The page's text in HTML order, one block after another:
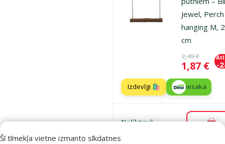
Šī tīmekļa vietne izmanto sīkdatnes
Jewel, Perch
hanging M,
cm
Oriģinālā
2,49 €
Cena
1,87 € -
Izdevīgi 🛍️ iesaka
Noliktavā